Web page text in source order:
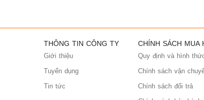
THÔNG TIN CÔNG TY
Giới thiệu
Tuyển dụng
Tin tức
CHÍNH SÁCH MUA
Quy định và hình
Chính sách vận
Chính sách đổi trả